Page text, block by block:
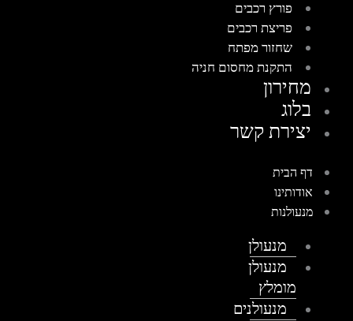
פורץ רכבים
פריצת רכבים
שחזור מפתח
התקנת מחסום חניה
מחירון
בלוג
יצירת קשר
דף הבית
אודותינו
מנעולנות
מנעולן
מנעולן
מומלץ
מנעולנים